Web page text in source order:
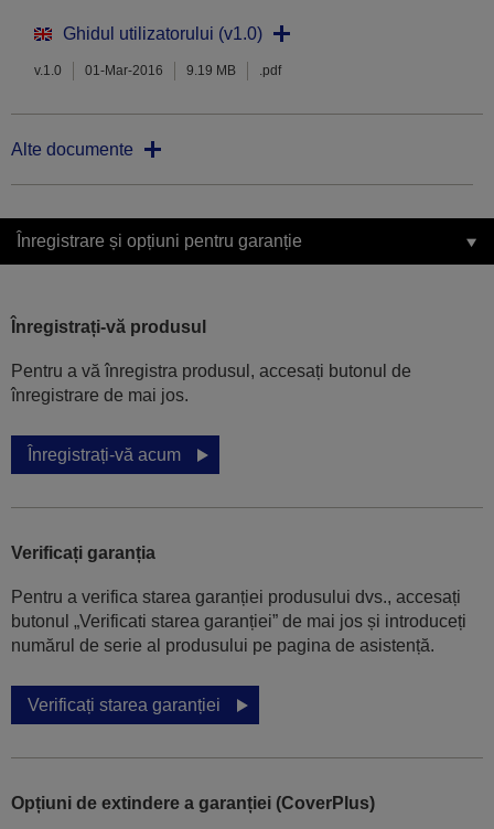
Ghidul utilizatorului (v1.0)
v.1.0 01-Mar-2016 9.19 MB .pdf
Alte documente
Înregistrare și opțiuni pentru garanție
Înregistrați-vă produsul
Pentru a vă înregistra produsul, accesați butonul de
înregistrare de mai jos.
Înregistrați-vă acum
Verificați garanția
Pentru a verifica starea garanției produsului dvs., accesați
butonul „Verificati starea garanției” de mai jos și introduceți
numărul de serie al produsului pe pagina de asistență.
Verificați starea garanției
Opțiuni de extindere a garanției (CoverPlus)